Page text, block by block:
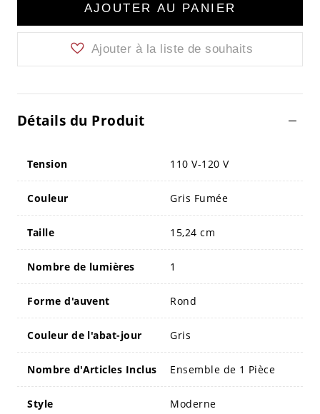
AJOUTER AU PANIER
Ajouter à la liste de souhaits
Détails du Produit
Tension 110 V-120 V
Couleur Gris Fumée
Taille 15,24 cm
Nombre de lumières 1
Forme d'auvent Rond
Couleur de l'abat-jour Gris
Nombre d'Articles Inclus Ensemble de 1 Pièce
Style Moderne